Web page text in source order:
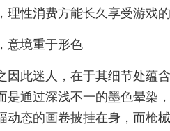
理性消费方能长久享受游戏的
意境重于形色
因此迷人，在于其细节处蕴
是通过深浅不一的墨色晕染
动态的画卷披挂在身，而枪